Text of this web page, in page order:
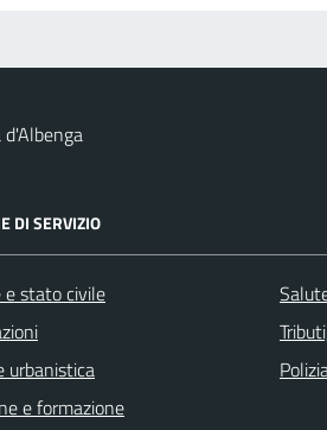
DI SERVIZIO
e stato civile
urbanistica
e formazione